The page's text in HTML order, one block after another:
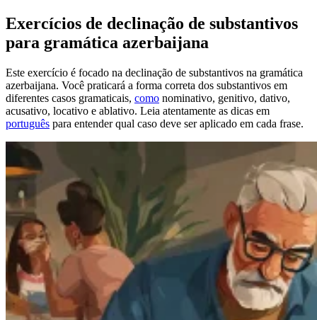
Exercícios de declinação de substantivos
para gramática azerbaijana
Este exercício é focado na declinação de substantivos na gramática
azerbaijana. Você praticará a forma correta dos substantivos em
diferentes casos gramaticais, como nominativo, genitivo, dativo,
acusativo, locativo e ablativo. Leia atentamente as dicas em
português para entender qual caso deve ser aplicado em cada frase.